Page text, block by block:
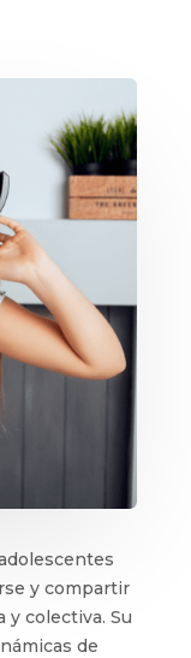
y compartir
y colectiva. Su
de